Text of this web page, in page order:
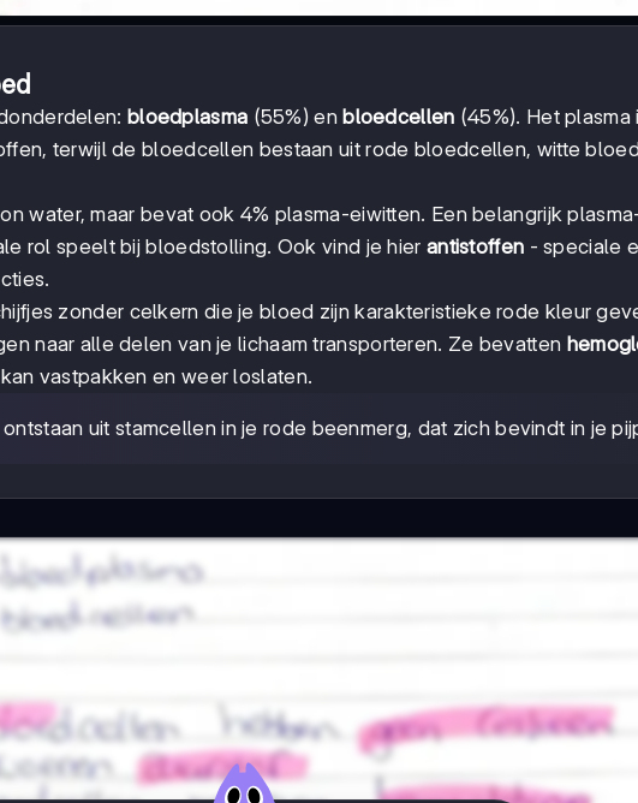
bloedplasma (55%) en bloedcellen (45%). Het
terwijl de bloedcellen bestaan uit rode bloedcellen, witte
water, maar bevat ook 4% plasma-eiwitten. Een belangrijk
rol speelt bij bloedstolling. Ook vind je hier antistoffen - speciale
zonder celkern die je bloed zijn karakteristieke rode kleur
naar alle delen van je lichaam transporteren. Ze bevatten
vastpakken en weer loslaten.
uit stamcellen in je rode beenmerg, dat zich bevindt in je